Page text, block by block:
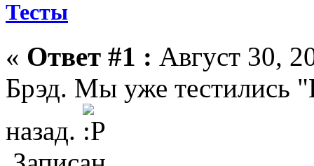
Тесты
« Ответ #1 : Август 30,
Брэд. Мы уже тестились
назад.